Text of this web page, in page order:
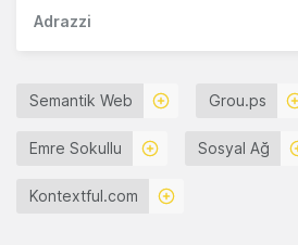
Adrazzi
Semantik Web Grou.ps
Emre Sokullu Sosyal Ağ
Kontextful.com